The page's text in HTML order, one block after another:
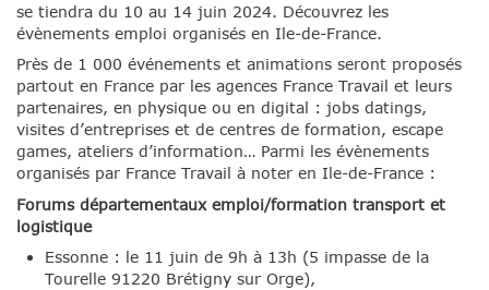
se tiendra du 10 au 14 juin 2024. Découvrez les
évènements emploi organisés en Ile-de-France.
Près de 1 000 événements et animations seront proposés
partout en France par les agences France Travail et leurs
partenaires, en physique ou en digital : jobs datings,
visites d’entreprises et de centres de formation, escape
games, ateliers d’information… Parmi les évènements
organisés par France Travail à noter en Ile-de-France :
Forums départementaux emploi/formation transport et
logistique
Essonne : le 11 juin de 9h à 13h (5 impasse de la
Tourelle 91220 Brétigny sur Orge),